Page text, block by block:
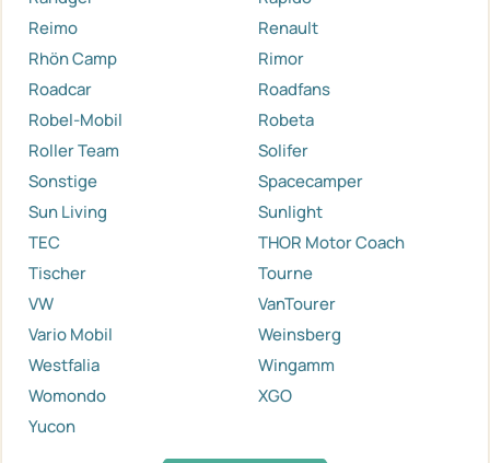
Reimo
Renault
Rhön Camp
Rimor
Roadcar
Roadfans
Robel-Mobil
Robeta
Roller Team
Solifer
Sonstige
Spacecamper
Sun Living
Sunlight
TEC
THOR Motor Coach
Tischer
Tourne
VW
VanTourer
Vario Mobil
Weinsberg
Westfalia
Wingamm
Womondo
XGO
Yucon